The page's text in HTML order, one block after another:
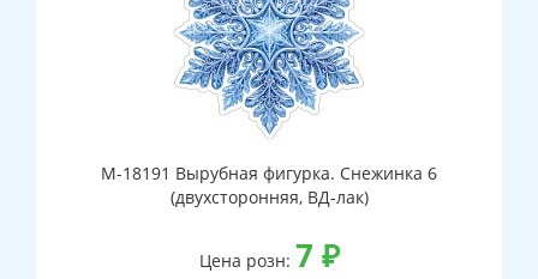
М-18191 Вырубная фигурка. Снежинка 6
(двухсторонняя, ВД-лак)
Цена розн: 7 ₽